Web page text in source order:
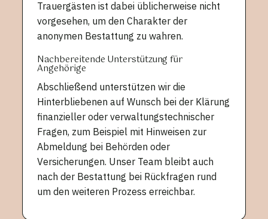
Trauergästen ist dabei üblicherweise nicht
vorgesehen, um den Charakter der
anonymen Bestattung zu wahren.
Nachbereitende Unterstützung für
Angehörige
Abschließend unterstützen wir die
Hinterbliebenen auf Wunsch bei der Klärung
finanzieller oder verwaltungstechnischer
Fragen, zum Beispiel mit Hinweisen zur
Abmeldung bei Behörden oder
Versicherungen. Unser Team bleibt auch
nach der Bestattung bei Rückfragen rund
um den weiteren Prozess erreichbar.